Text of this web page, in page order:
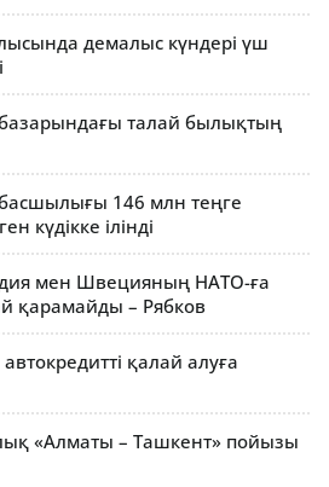
демалыс күндері үш
талай былықтың
146 млн теңге
күдікке ілінді
мен Швецияның НАТО-ға
қарамайды – Рябков
қалай алуға
«Алматы – Ташкент» пойызы